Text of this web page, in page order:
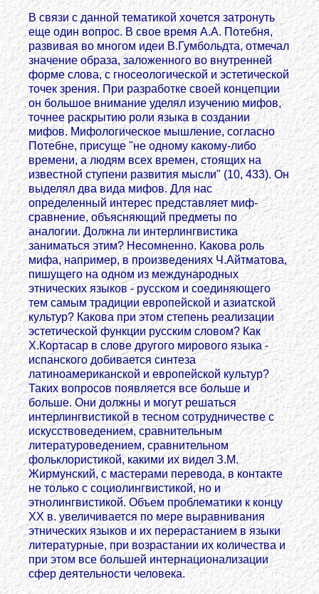
В связи с данной тематикой хочется затронуть
еще один вопрос. В свое время А.А. Потебня,
развивая во многом идеи В.Гумбольдта, отмечал
значение образа, заложенного во внутренней
форме слова, с гносеологической и эстетической
точек зрения. При разработке своей концепции
он большое внимание уделял изучению мифов,
точнее раскрытию роли языка в создании
мифов. Мифологическое мышление, согласно
Потебне, присуще "не одному какому-либо
времени, а людям всех времен, стоящих на
известной ступени развития мысли" (10, 433). Он
выделял два вида мифов. Для нас
определенный интерес представляет миф-
сравнение, объясняющий предметы по
аналогии. Должна ли интерлингвистика
заниматься этим? Несомненно. Какова роль
мифа, например, в произведениях Ч.Айтматова,
пишущего на одном из международных
этнических языков - русском и соединяющего
тем самым традиции европейской и азиатской
культур? Какова при этом степень реализации
эстетической функции русским словом? Как
Х.Кортасар в слове другого мирового языка -
испанского добивается синтеза
латиноамериканской и европейской культур?
Таких вопросов появляется все больше и
больше. Они должны и могут решаться
интерлингвистикой в тесном сотрудничестве с
искусствоведением, сравнительным
литературоведением, сравнительном
фольклористикой, какими их видел З.М.
Жирмунский, с мастерами перевода, в контакте
не только с социолингвистикой, но и
этнолингвистикой. Объем проблематики к концу
XX в. увеличивается по мере выравнивания
этнических языков и их перерастанием в языки
литературные, при возрастании их количества и
при этом все большей интернационализации
сфер деятельности человека.